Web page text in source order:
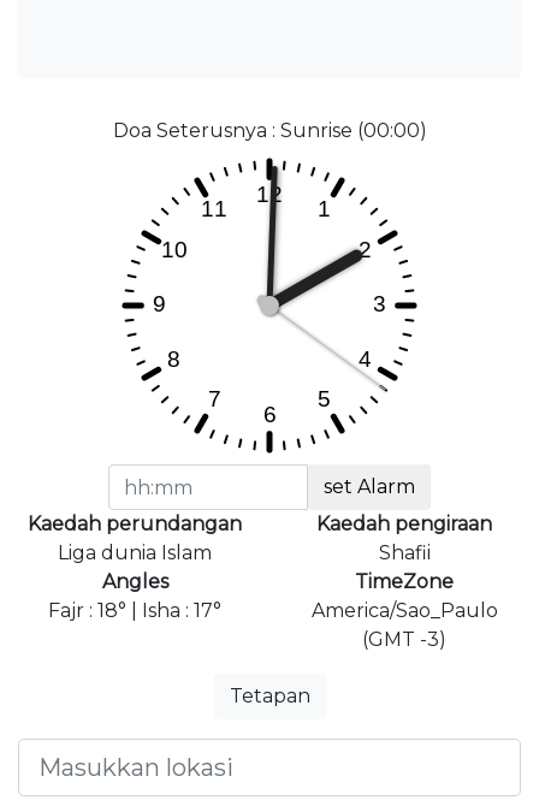
Doa Seterusnya : Sunrise (00:00)
set Alarm
Kaedah perundangan
Liga dunia Islam
Kaedah pengiraan
Shafii
Angles
Fajr : 18° | Isha : 17°
TimeZone
America/Sao_Paulo
(GMT -3)
Tetapan